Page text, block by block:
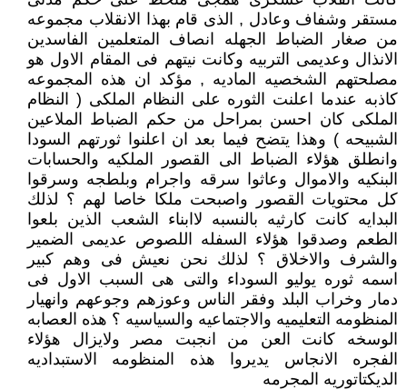
مستقر وشفاف وعادل , الذى قام بهذا الانقلاب مجموعه
من صغار الضباط الجهله انصاف المتعلمين الفاسدين
الانذال وعديمى التربيه وكانت نيتهم فى المقام الاول هو
مصلحتهم الشخصيه الماديه , مؤكد ان هذه المجموعه
كاذبه عندما اعلنت الثوره على النظام الملكى ( النظام
الملكى كان احسن بمراحل من حكم الضباط الملاعين
الشبيحه ) وهذا يتضح فيما بعد ان اعلنوا ثورتهم السودا
وانطلق هؤلاء الضباط الى القصور الملكيه والحسابات
البنكيه والاموال وعاثوا سرقه واجرام وبلطجه وسرقوا
كل محتويات القصور واصبحت ملكا خاصا لهم ؟ لذلك
البدايه كانت كارثيه بالنسبه لاابناء الشعب الذين بلعوا
الطعم وصدقوا هؤلاء السفله اللصوص عديمى الضمير
والشرف والاخلاق ؟ لذلك نحن نعيش فى وهم كبير
اسمه ثوره يوليو السوداء والتى هى السبب الاول فى
دمار وخراب البلد وفقر الناس وعوزهم وجوعهم وانهيار
المنظومه التعليميه والاجتماعيه والسياسيه ؟ هذه العصابه
الوسخه كانت العن من انجبت مصر ولايزال هؤلاء
الفجره الانجاس يديروا هذه المنظومه الاستبداديه
الديكتاتوريه المجرمه